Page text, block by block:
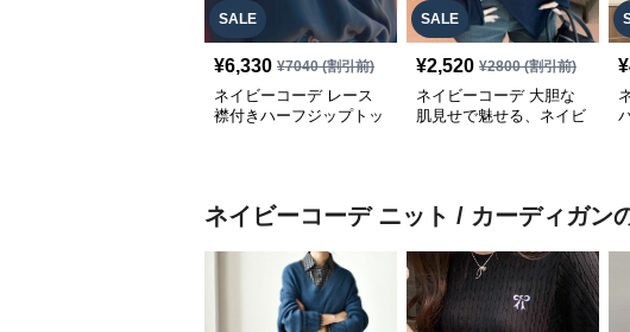
SALE
¥6,330 ¥7040(割引前)
ネイビーコーデ レース
襟付きハーフジップトッ
SALE
¥2,520 ¥2800(割引前)
ネイビーコーデ 大胆な
肌見せで魅せる、ネイビ
¥
ネイビーコーデ ニット / カーディガン